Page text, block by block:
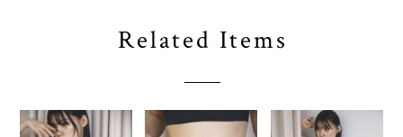
Related Items